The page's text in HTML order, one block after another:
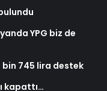
YPG biz de
745 lira destek
kapattı…